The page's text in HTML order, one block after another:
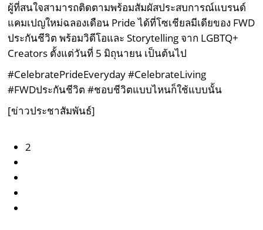
ผู้ที่สนใจสามารถติดตามพร้อมสัมผัสประสบการณ์แบรนด์
แคมเปญใหม่ฉลองเดือน Pride ได้ที่โซเชียลมีเดียของ FWD
ประกันชีวิต พร้อมวิดีโอและ Storytelling จาก LGBTQ+
Creators ตั้งแต่วันที่ 5 มิถุนายน เป็นต้นไป
#CelebratePrideEveryday #CelebrateLiving
#FWDประกันชีวิต #ชอบชีวิตแบบไหนก็ใช้แบบนั้น
[ข่าวประชาสัมพันธ์]
2